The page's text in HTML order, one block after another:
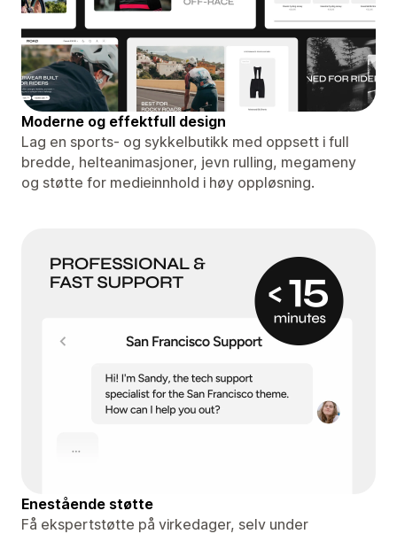
Moderne og effektfull design
Lag en sports- og sykkelbutikk med oppsett i full
bredde, helteanimasjoner, jevn rulling, megameny
og støtte for medieinnhold i høy oppløsning.
Enestående støtte
Få ekspertstøtte på virkedager, selv under